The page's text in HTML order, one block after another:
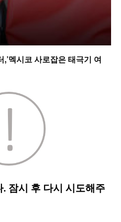
멕시코 사로잡은 태극기 여